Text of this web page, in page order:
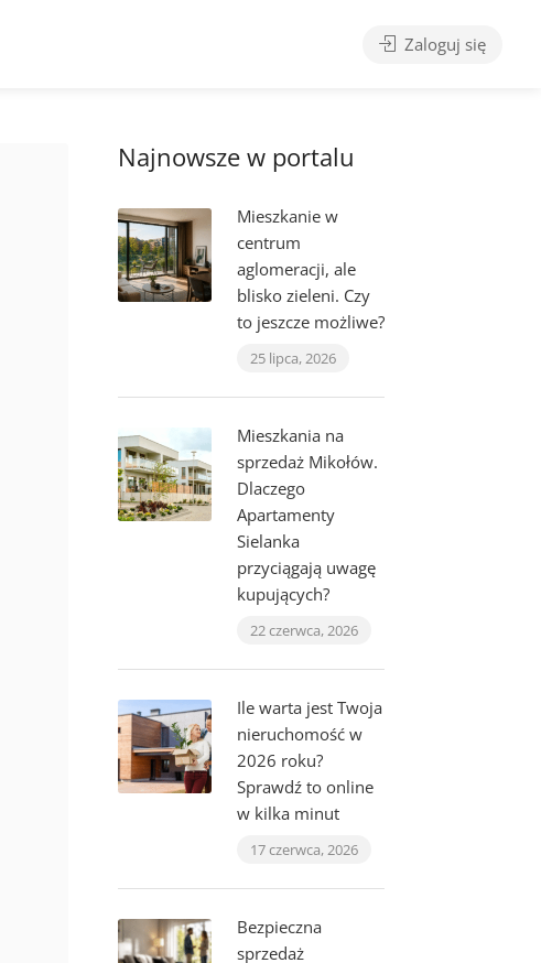
Zaloguj się
Najnowsze w portalu
Mieszkanie w
centrum
aglomeracji, ale
blisko zieleni. Czy
to jeszcze możliwe?
25 lipca, 2026
Mieszkania na
sprzedaż Mikołów.
Dlaczego
Apartamenty
Sielanka
przyciągają uwagę
kupujących?
22 czerwca, 2026
Ile warta jest Twoja
nieruchomość w
2026 roku?
Sprawdź to online
w kilka minut
17 czerwca, 2026
Bezpieczna
sprzedaż